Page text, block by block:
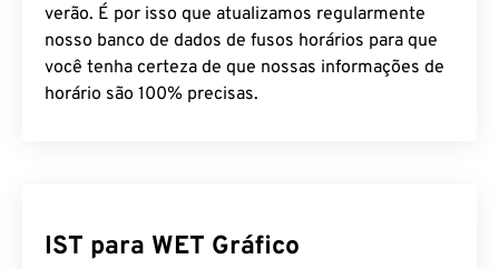
verão. É por isso que atualizamos regularmente
nosso banco de dados de fusos horários para que
você tenha certeza de que nossas informações de
horário são 100% precisas.
IST para WET Gráfico